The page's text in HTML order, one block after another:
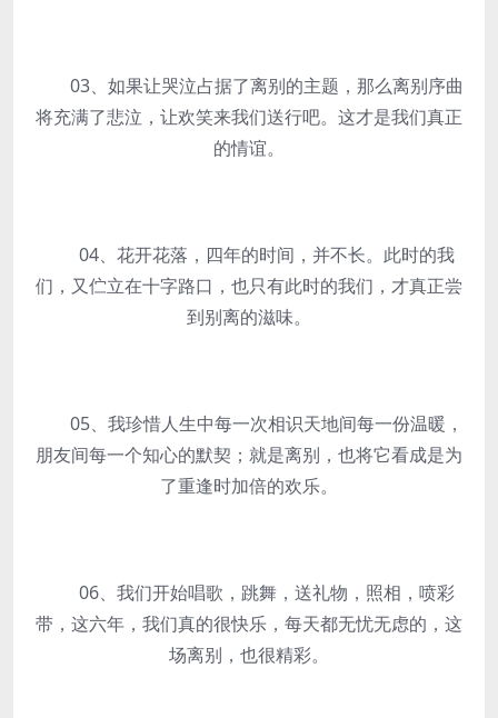
03、如果让哭泣占据了离别的主题，那么离别序曲
将充满了悲泣，让欢笑来我们送行吧。这才是我们真正
的情谊。
04、花开花落，四年的时间，并不长。此时的我
们，又伫立在十字路口，也只有此时的我们，才真正尝
到别离的滋味。
05、我珍惜人生中每一次相识天地间每一份温暖，
朋友间每一个知心的默契；就是离别，也将它看成是为
了重逢时加倍的欢乐。
06、我们开始唱歌，跳舞，送礼物，照相，喷彩
带，这六年，我们真的很快乐，每天都无忧无虑的，这
场离别，也很精彩。